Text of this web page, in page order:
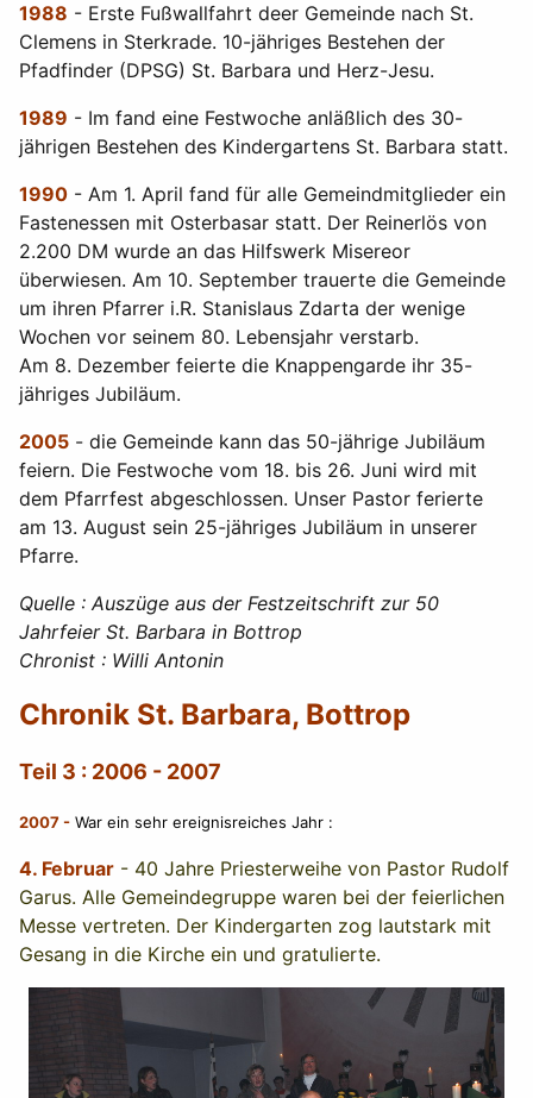
1988 - Erste Fußwallfahrt deer Gemeinde nach St.
Clemens in Sterkrade. 10-jähriges Bestehen der
Pfadfinder (DPSG) St. Barbara und Herz-Jesu.
1989 - Im fand eine Festwoche anläßlich des 30-
jährigen Bestehen des Kindergartens St. Barbara statt.
1990 - Am 1. April fand für alle Gemeindmitglieder ein
Fastenessen mit Osterbasar statt. Der Reinerlös von
2.200 DM wurde an das Hilfswerk Misereor
überwiesen. Am 10. September trauerte die Gemeinde
um ihren Pfarrer i.R. Stanislaus Zdarta der wenige
Wochen vor seinem 80. Lebensjahr verstarb.
Am 8. Dezember feierte die Knappengarde ihr 35-
jähriges Jubiläum.
2005 - die Gemeinde kann das 50-jährige Jubiläum
feiern. Die Festwoche vom 18. bis 26. Juni wird mit
dem Pfarrfest abgeschlossen. Unser Pastor ferierte
am 13. August sein 25-jähriges Jubiläum in unserer
Pfarre.
Quelle : Auszüge aus der Festzeitschrift zur 50
Jahrfeier St. Barbara in Bottrop
Chronist : Willi Antonin
Chronik St. Barbara, Bottrop
Teil 3 : 2006 - 2007
2007- War ein sehr ereignisreiches Jahr :
4. Februar - 40 Jahre Priesterweihe von Pastor Rudolf
Garus. Alle Gemeindegruppe waren bei der feierlichen
Messe vertreten. Der Kindergarten zog lautstark mit
Gesang in die Kirche ein und gratulierte.